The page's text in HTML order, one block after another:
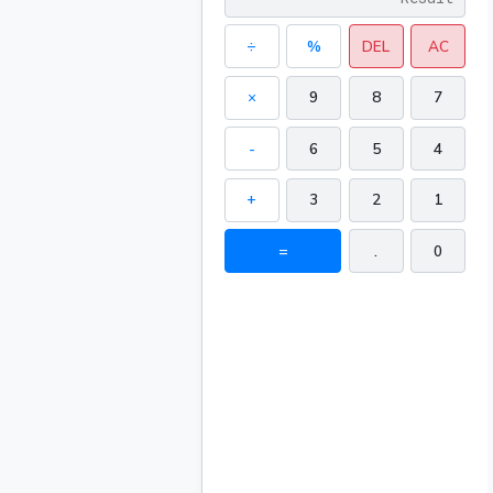
AC
DEL
%
÷
7
8
9
×
4
5
6
-
1
2
3
+
0
.
=